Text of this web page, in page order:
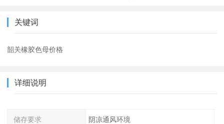
关键词
韶关橡胶色母价格
详细说明
储存要求 阴凉通风环境